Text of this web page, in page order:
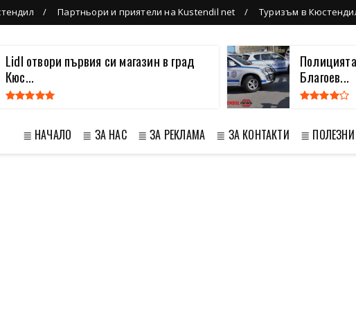
Партньори и приятели на Kustendil net Туризъм в
Lidl отвори първия си магазин в град
Кюс...
Благоев...
≣ НАЧАЛО ≣ ЗА НАС ≣ ЗА РЕКЛАМА ≣ ЗА КОНТАКТИ ≣ ПОЛЕЗНИ